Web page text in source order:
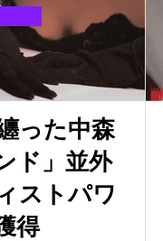
った中森
ド」並外
ストパワ
得